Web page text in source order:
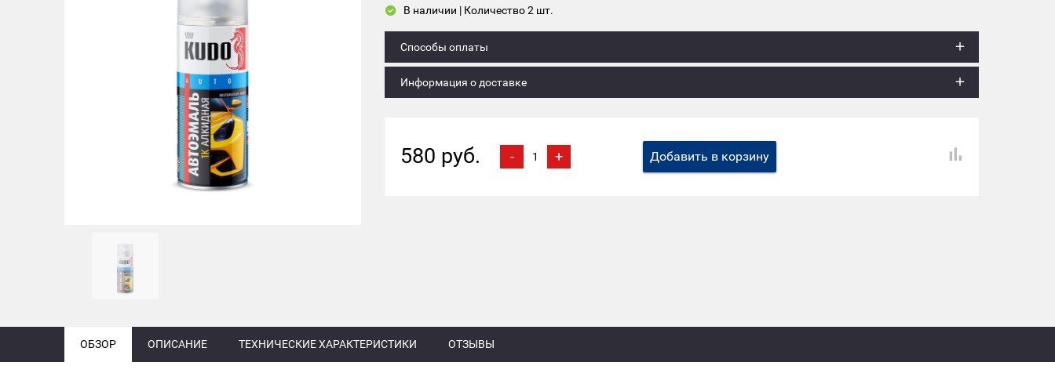
В наличии | Количество 2 шт.
Способы оплаты
Информация о доставке
580 руб. - + Добавить в корзину
ОБЗОР ОПИСАНИЕ ТЕХНИЧЕСКИЕ ХАРАКТЕРИСТИКИ ОТЗЫВЫ